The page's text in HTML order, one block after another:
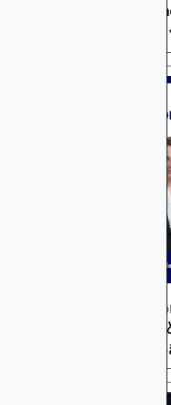
StackAdaptとThe
ラマティック広告プ
プラットフォームとツール
TaboolaとOutbrain
ットフォームを選ぶべ